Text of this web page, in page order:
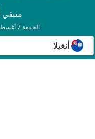
متبقي
الجمعة 7 أغسطس (آب) 2026 - 24 صفر 1448
أنغيلا